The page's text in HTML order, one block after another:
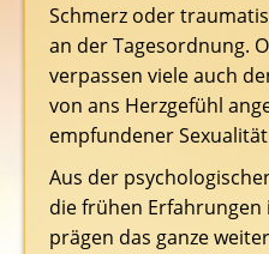
Schmerz oder
an der Tagesordnung.
verpassen viele auch
von ans Herzgefühl
empfundener
Aus der
die frühen Erfahrungen
prägen das ganze